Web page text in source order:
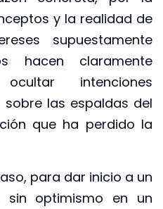
y la realidad de
supuestamente
hacen claramente
intenciones
sobre las espaldas del
que ha perdido la
para dar inicio a un
sin optimismo en un